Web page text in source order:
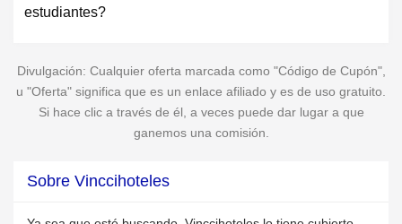
estudiantes?
Divulgación: Cualquier oferta marcada como "Código de Cupón",
u "Oferta" significa que es un enlace afiliado y es de uso gratuito.
Si hace clic a través de él, a veces puede dar lugar a que
ganemos una comisión.
Sobre Vinccihoteles